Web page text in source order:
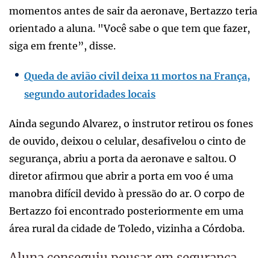
momentos antes de sair da aeronave, Bertazzo teria
orientado a aluna. "Você sabe o que tem que fazer,
siga em frente”, disse.
Queda de avião civil deixa 11 mortos na França,
segundo autoridades locais
Ainda segundo Alvarez, o instrutor retirou os fones
de ouvido, deixou o celular, desafivelou o cinto de
segurança, abriu a porta da aeronave e saltou. O
diretor afirmou que abrir a porta em voo é uma
manobra difícil devido à pressão do ar. O corpo de
Bertazzo foi encontrado posteriormente em uma
área rural da cidade de Toledo, vizinha a Córdoba.